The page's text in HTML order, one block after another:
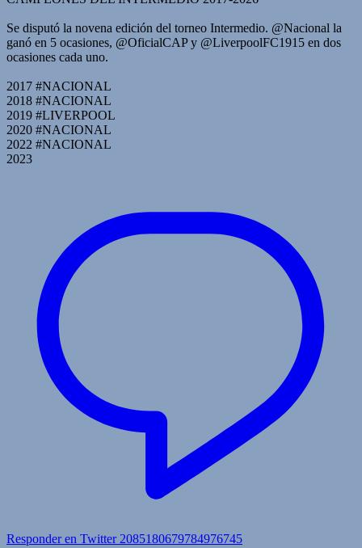
Se disputó la novena edición del torneo Intermedio. @Nacional la
ganó en 5 ocasiones, @OficialCAP y @LiverpoolFC1915 en dos
ocasiones cada uno.
2017 #NACIONAL
2018 #NACIONAL
2019 #LIVERPOOL
2020 #NACIONAL
2022 #NACIONAL
2023
Responder en Twitter 2085180679784976745